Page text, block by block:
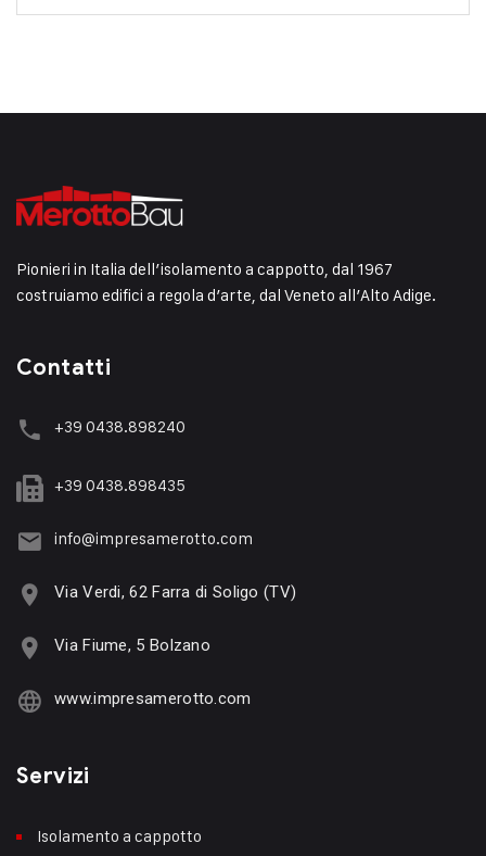
Pionieri in Italia dell’isolamento a cappotto, dal 1967
costruiamo edifici a regola d’arte, dal Veneto all’Alto Adige.
Contatti
+39 0438.898240
+39 0438.898435
info@impresamerotto.com
Via Verdi, 62 Farra di Soligo (TV)
Via Fiume, 5 Bolzano
www.impresamerotto.com
Servizi
Isolamento a cappotto